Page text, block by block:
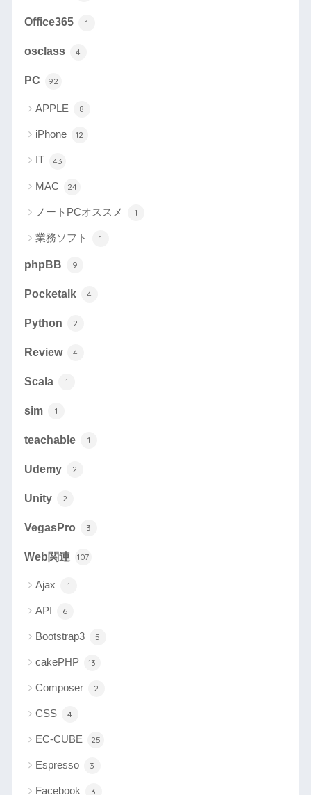
Office365 1
osclass 4
PC 92
APPLE 8
iPhone 12
IT 43
MAC 24
ノートPCオススメ 1
業務ソフト 1
phpBB 9
Pocketalk 4
Python 2
Review 4
Scala 1
sim 1
teachable 1
Udemy 2
Unity 2
VegasPro 3
Web関連 107
Ajax 1
API 6
Bootstrap3 5
cakePHP 13
Composer 2
CSS 4
EC-CUBE 25
Espresso 3
Facebook 3